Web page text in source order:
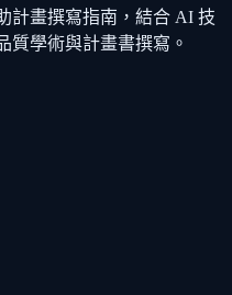
計畫撰寫指南，結合 AI 技
質學術與計畫書撰寫。